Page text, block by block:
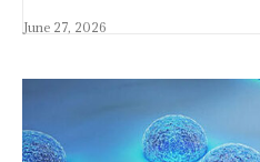
June 27, 2026